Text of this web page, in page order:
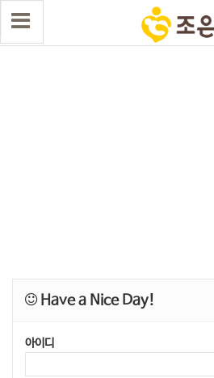
Have a Nice Day!
아이디